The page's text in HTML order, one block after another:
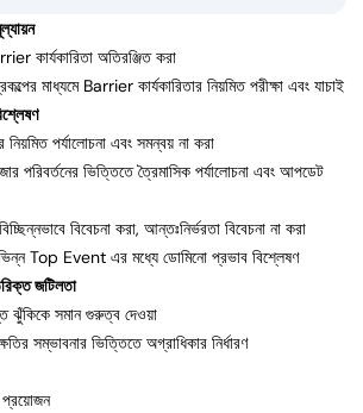
কার্যকারিতা অতিরঞ্জিত করা
মাধ্যমে Barrier কার্যকারিতার নিয়মিত পরীক্ষা এবং যাচাই
পর্যালোচনা এবং সমন্বয় না করা
পরিবর্তনের ভিত্তিতে ত্রৈমাসিক পর্যালোচনা এবং আপডেট
বিবেচনা করা, আন্তঃনির্ভরতা বিবেচনা না করা
Top Event এর মধ্যে ডোমিনো প্রভাব বিশ্লেষণ
জটিলতা
ঝুঁকিকে সমান গুরুত্ব দেওয়া
সম্ভাবনার ভিত্তিতে অগ্রাধিকার নির্ধারণ
প্রয়োজন